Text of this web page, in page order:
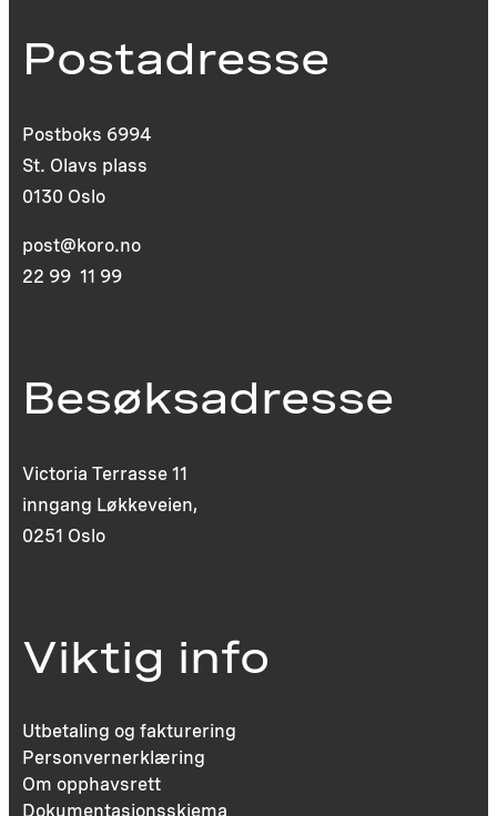
Postadresse
Postboks 6994
St. Olavs plass
0130 Oslo
post@koro.no
22 99 11 99
Besøksadresse
Victoria Terrasse 11
inngang Løkkeveien,
0251 Oslo
Viktig info
Utbetaling og fakturering
Personvernerklæring
Om opphavsrett
Dokumentasjonsskjema